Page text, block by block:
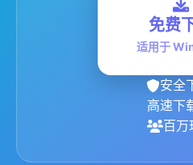
免费
适用于
安全
高速下
百万